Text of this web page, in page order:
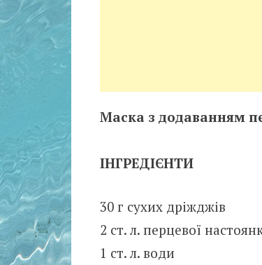
Маска з додаванням
ІНГРЕДІЄНТИ
30 г сухих дріжджів
2 ст. л. перцевої
1 ст. л. води